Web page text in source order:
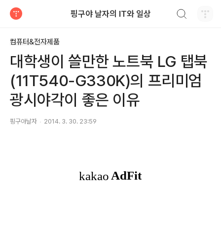
핑구야 날자의 IT와 일상
컴퓨터&전자제품
대학생이 쓸만한 노트북 LG 탭북
(11T540-G330K)의 프리미엄
광시야각이 좋은 이유
핑구야날자 2014. 3. 30. 23:59